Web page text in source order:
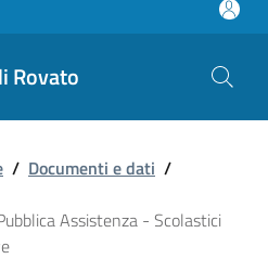
Rovato
/ Documenti e dati /
Assistenza - Scolastici